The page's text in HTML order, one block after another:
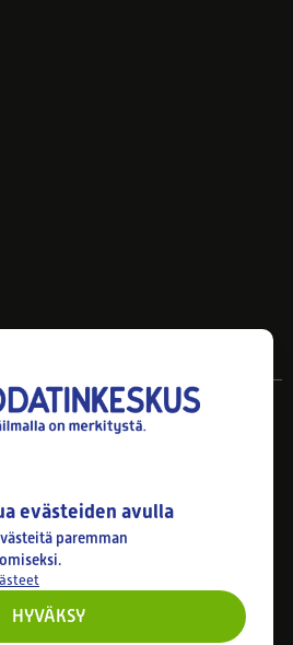
27.7.-21.8. klo 8-16
evästeiden avulla
paremman
HYVÄKSY